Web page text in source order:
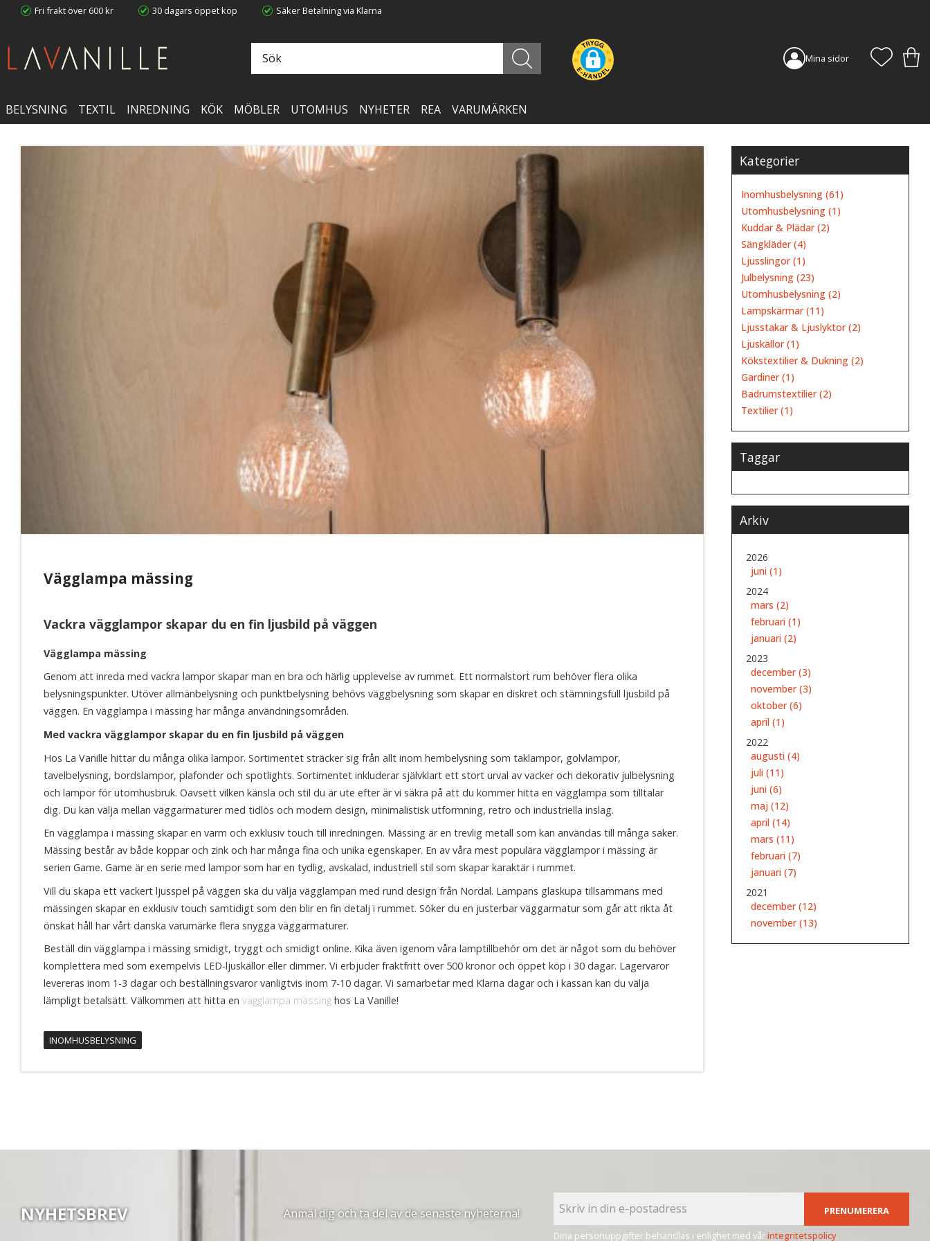
Fri frakt över 600 kr 30 dagars öppet köp Säker Betalning via Klarna
Mina sidor
BELYSNING TEXTIL INREDNING KÖK MÖBLER UTOMHUS NYHETER REA VARUMÄRKEN
​Vägglampa mässing
Vackra vägglampor skapar du en fin ljusbild på väggen
Vägglampa mässing
Genom att inreda med vackra lampor skapar man en bra och härlig upplevelse av rummet. Ett normalstort rum behöver flera olika
belysningspunkter. Utöver allmänbelysning och punktbelysning behövs väggbelysning som skapar en diskret och stämningsfull ljusbild på
väggen. En vägglampa i mässing har många användningsområden.
Med vackra vägglampor skapar du en fin ljusbild på väggen
Hos La Vanille hittar du många olika lampor. Sortimentet sträcker sig från allt inom hembelysning som taklampor, golvlampor,
tavelbelysning, bordslampor, plafonder och spotlights. Sortimentet inkluderar självklart ett stort urval av vacker och dekorativ julbelysning
och lampor för utomhusbruk. Oavsett vilken känsla och stil du är ute efter är vi säkra på att du kommer hitta en vägglampa som tilltalar
dig. Du kan välja mellan väggarmaturer med tidlös och modern design, minimalistisk utformning, retro och industriella inslag.
En vägglampa i mässing skapar en varm och exklusiv touch till inredningen. Mässing är en trevlig metall som kan användas till många saker.
Mässing består av både koppar och zink och har många fina och unika egenskaper. En av våra mest populära vägglampor i mässing är
serien Game. Game är en serie med lampor som har en tydlig, avskalad, industriell stil som skapar karaktär i rummet.
Vill du skapa ett vackert ljusspel på väggen ska du välja vägglampan med rund design från Nordal. Lampans glaskupa tillsammans med
mässingen skapar en exklusiv touch samtidigt som den blir en fin detalj i rummet. Söker du en justerbar väggarmatur som går att rikta åt
önskat håll har vårt danska varumärke flera snygga väggarmaturer.
Beställ din vägglampa i mässing smidigt, tryggt och smidigt online. Kika även igenom våra lamptillbehör om det är något som du behöver
komplettera med som exempelvis LED-ljuskällor eller dimmer. Vi erbjuder fraktfritt över 500 kronor och öppet köp i 30 dagar. Lagervaror
levereras inom 1-3 dagar och beställningsvaror vanligtvis inom 7-10 dagar. Vi samarbetar med Klarna dagar och i kassan kan du välja
lämpligt betalsätt. Välkommen att hitta en vägglampa mässing hos La Vanille!
INOMHUSBELYSNING
Kategorier
Inomhusbelysning (61)
Utomhusbelysning (1)
Kuddar & Plädar (2)
Sängkläder (4)
Ljusslingor (1)
Julbelysning (23)
Utomhusbelysning (2)
Lampskärmar (11)
Ljusstakar & Ljuslyktor (2)
Ljuskällor (1)
Kökstextilier & Dukning (2)
Gardiner (1)
Badrumstextilier (2)
Textilier (1)
Taggar
Arkiv
2026
juni (1)
2024
mars (2)
februari (1)
januari (2)
2023
december (3)
november (3)
oktober (6)
april (1)
2022
augusti (4)
juli (11)
juni (6)
maj (12)
april (14)
mars (11)
februari (7)
januari (7)
2021
december (12)
november (13)
NYHETSBREV Anmäl dig och ta del av de senaste nyheterna! PRENUMERERA
Dina personuppgifter behandlas i enlighet med vårintegritetspolicy.